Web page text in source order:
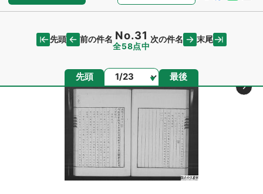
先頭 前の件名 No.31
全58点中
次の件名 末尾
先頭 ページ 最後